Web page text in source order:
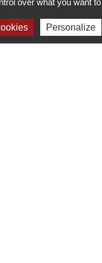
de 8h00à 12h00
over what you want to
Personalize